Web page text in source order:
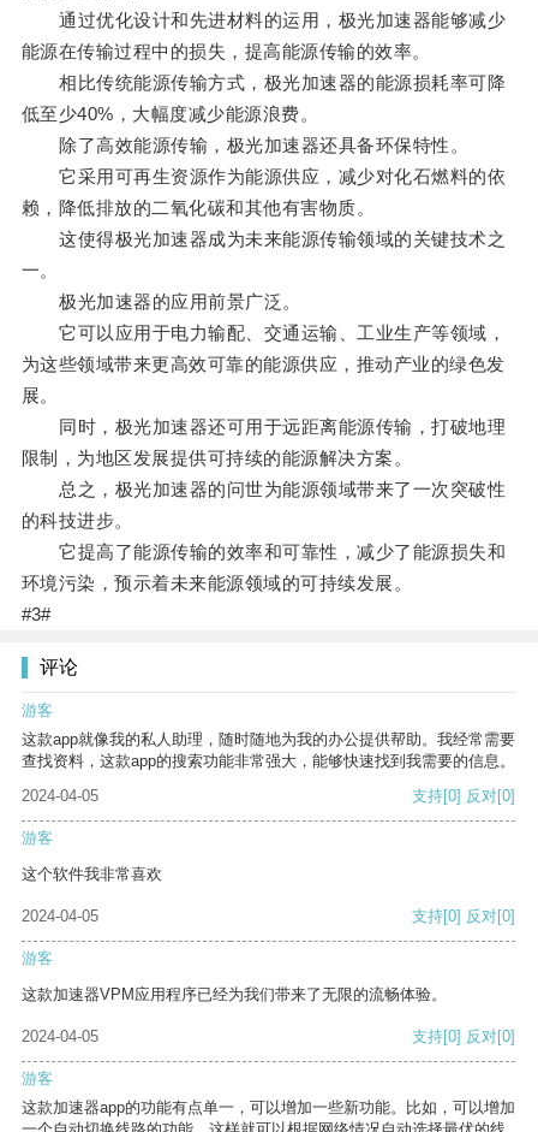
通过优化设计和先进材料的运用，极光加速器能够减少
能源在传输过程中的损失，提高能源传输的效率。
相比传统能源传输方式，极光加速器的能源损耗率可降
低至少40%，大幅度减少能源浪费。
除了高效能源传输，极光加速器还具备环保特性。
它采用可再生资源作为能源供应，减少对化石燃料的依
赖，降低排放的二氧化碳和其他有害物质。
这使得极光加速器成为未来能源传输领域的关键技术之
一。
极光加速器的应用前景广泛。
它可以应用于电力输配、交通运输、工业生产等领域，
为这些领域带来更高效可靠的能源供应，推动产业的绿色发
展。
同时，极光加速器还可用于远距离能源传输，打破地理
限制，为地区发展提供可持续的能源解决方案。
总之，极光加速器的问世为能源领域带来了一次突破性
的科技进步。
它提高了能源传输的效率和可靠性，减少了能源损失和
环境污染，预示着未来能源领域的可持续发展。
#3#
评论
游客
这款app就像我的私人助理，随时随地为我的办公提供帮助。我经常需要
查找资料，这款app的搜索功能非常强大，能够快速找到我需要的信息。
2024-04-05
支持[0] 反对[0]
游客
这个软件我非常喜欢
2024-04-05 支持[0] 反对[0]
游客
这款加速器VPM应用程序已经为我们带来了无限的流畅体验。
2024-04-05 支持[0] 反对[0]
游客
这款加速器app的功能有点单一，可以增加一些新功能。比如，可以增加